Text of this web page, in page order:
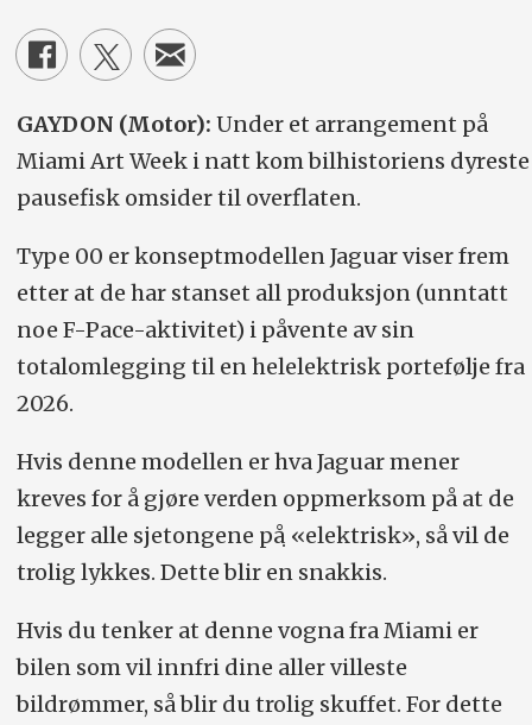
GAYDON (Motor): Under et arrangement på
Miami Art Week i natt kom bilhistoriens dyreste
pausefisk omsider til overflaten.
Type 00 er konseptmodellen Jaguar viser frem
etter at de har stanset all produksjon (unntatt
noe F-Pace-aktivitet) i påvente av sin
totalomlegging til en helelektrisk portefølje fra
2026.
Hvis denne modellen er hva Jaguar mener
kreves for å gjøre verden oppmerksom på at de
legger alle sjetongene på ̣«elektrisk», så vil de
trolig lykkes. Dette blir en snakkis.
Hvis du tenker at denne vogna fra Miami er
bilen som vil innfri dine aller villeste
bildrømmer, så blir du trolig skuffet. For dette